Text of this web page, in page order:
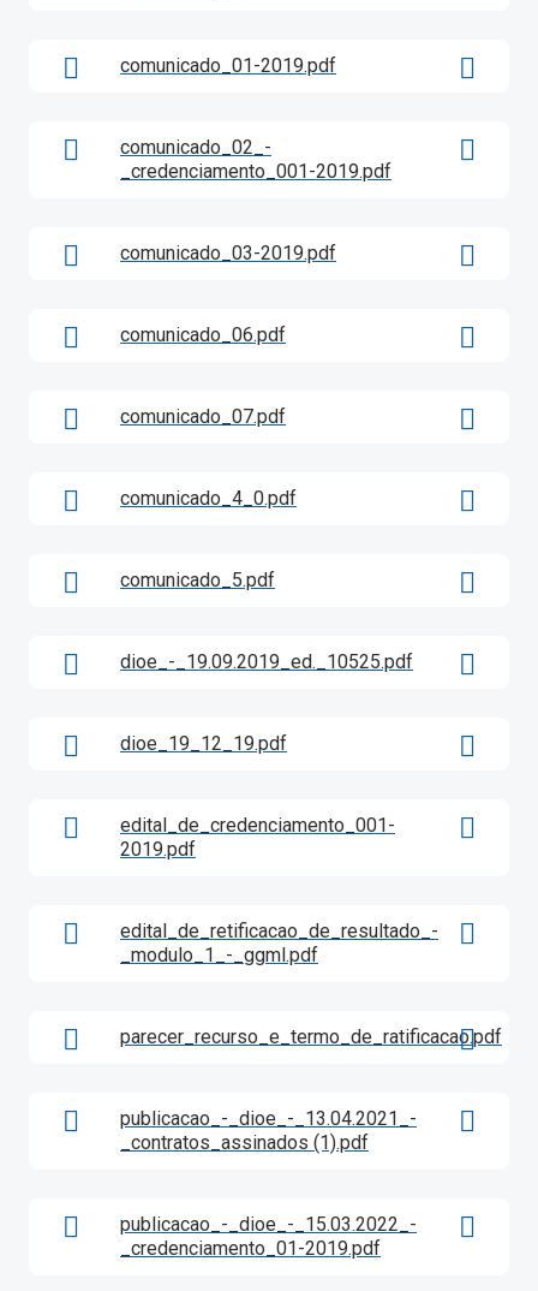
comunicado_01-2019.pdf
comunicado_02_-
_credenciamento_001-2019.pdf
comunicado_03-2019.pdf
comunicado_06.pdf
comunicado_07.pdf
comunicado_4_0.pdf
comunicado_5.pdf
dioe_-_19.09.2019_ed._10525.pdf
dioe_19_12_19.pdf
edital_de_credenciamento_001-
2019.pdf
edital_de_retificacao_de_resultado_-
_modulo_1_-_ggml.pdf
parecer_recurso_e_termo_de_ratificacao.pdf
publicacao_-_dioe_-_13.04.2021_-
_contratos_assinados (1).pdf
publicacao_-_dioe_-_15.03.2022_-
_credenciamento_01-2019.pdf